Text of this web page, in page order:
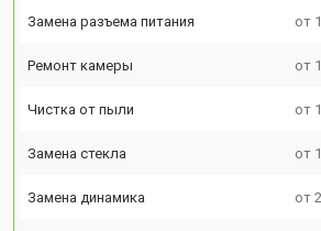
Замена разъема питания от
Ремонт камеры от
Чистка от пыли от
Замена стекла от
Замена динамика от